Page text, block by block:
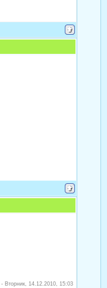
- Вторник, 14.12.2010, 15:03